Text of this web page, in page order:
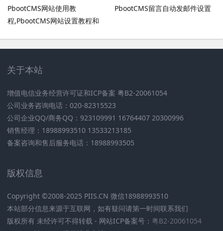
PbootCMS网站使用教
程,PbootCMS网站设置教程和
PbootCMS留言自动发邮件设置
关于本站
增值电信业务经营许可证和ICP备案 粤B2-20061054
公司业务咨询电话：020-82315523
公司企业QQ/商务QQ：923109991 16764407 20300996
销售经理：18988993510 13533213185
备案咨询和售后服务电话：18988993505
版权信息
Copyright ©2008-2025 PIIS.CN 微信18988993510
本站部分信息来源于互联网，如有疑问请第一时间联系我们
版权所有 未经许可不得转载 - 网站ICP备案号： 粤B2-20061054